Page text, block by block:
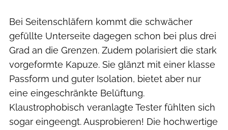
Bei Seitenschläfern kommt die schwächer
gefüllte Unterseite ­dagegen schon bei plus drei
Grad an die Grenzen. Zudem polarisiert die stark
vorgeformte Kapuze. Sie glänzt mit einer klasse
Passform und guter Isolation, bietet aber nur
eine eingeschränkte Belüftung.
Klaustrophobisch veranlagte Tester fühlten sich
sogar eingeengt. Ausprobieren! Die hochwertige